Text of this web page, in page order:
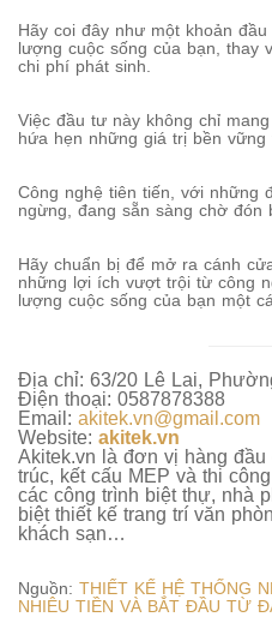
Hãy coi đây như một khoản
lượng cuộc sống của bạn, thay
chi phí phát sinh.
Việc đầu tư này không chỉ
hứa hẹn những giá trị bền vững
Công nghệ tiên tiến, với những
ngừng, đang sẵn sàng chờ đón
Hãy chuẩn bị để mở ra cánh
những lợi ích vượt trội từ công
lượng cuộc sống của bạn một
Địa chỉ: 63/20 Lê Lai,
Điện thoại: 0587878388
Email: akitek.vn@gmail.com
Website: akitek.vn
Akitek.vn là đơn vị hàng
trúc, kết cấu MEP và thi
các công trình biệt thự, nhà
biệt thiết kế trang trí văn
khách sạn…
Nguồn: THIẾT KẾ HỆ THỐNG
NHIÊU TIỀN VÀ BẮT ĐẦU TỪ